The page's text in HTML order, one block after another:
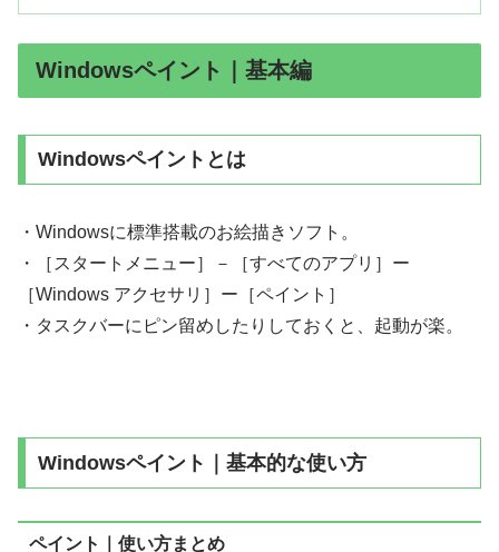
Windowsペイント｜基本編
Windowsペイントとは
・Windowsに標準搭載のお絵描きソフト。
・［スタートメニュー］－［すべてのアプリ］ー
［Windows アクセサリ］ー［ペイント］
・タスクバーにピン留めしたりしておくと、起動が楽。
Windowsペイント｜基本的な使い方
ペイント｜使い方まとめ